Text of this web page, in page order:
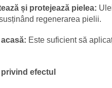
și protejează pielea:
regenerarea pielii.
Este suficient să
efectul